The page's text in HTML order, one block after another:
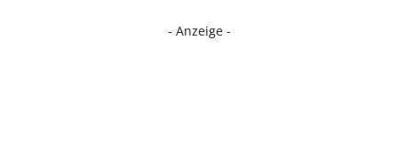
- Anzeige -